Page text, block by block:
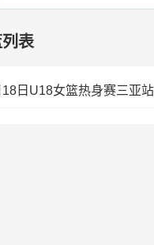
表
日U18女篮热身赛三亚